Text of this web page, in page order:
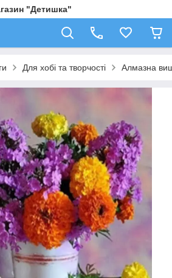
"Детишка"
Для хобі та творчості Алмазна